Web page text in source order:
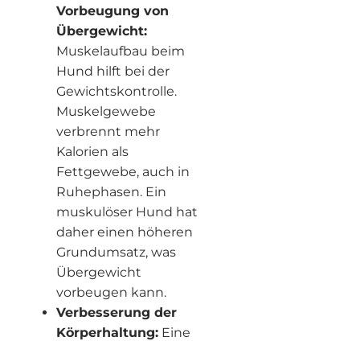
Vorbeugung von
Übergewicht:
Muskelaufbau beim
Hund hilft bei der
Gewichtskontrolle.
Muskelgewebe
verbrennt mehr
Kalorien als
Fettgewebe, auch in
Ruhephasen. Ein
muskulöser Hund hat
daher einen höheren
Grundumsatz, was
Übergewicht
vorbeugen kann.
Verbesserung der
Körperhaltung: Eine